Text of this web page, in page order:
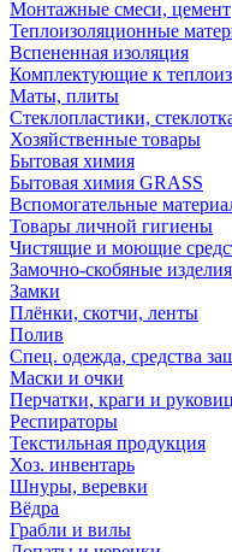
Монтажные смеси, цемент
Теплоизоляционные
Вспененная изоляция
Комплектующие к
Маты, плиты
Стеклопластики,
Хозяйственные товары
Бытовая химия
Бытовая химия GRASS
Вспомогательные
Товары личной гигиены
Чистящие и моющие
Замочно-скобяные изделия
Замки
Плёнки, скотчи, ленты
Полив
Спец. одежда, средства
Маски и очки
Перчатки, краги и
Респираторы
Текстильная продукция
Хоз. инвентарь
Шнуры, веревки
Вёдра
Грабли и вилы